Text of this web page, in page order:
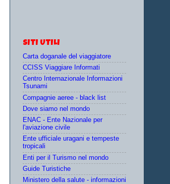
SITI UTILI
Carta doganale del viaggiatore
CCISS Viaggiare Informati
Centro Internazionale Informazioni
Tsunami
Compagnie aeree - black list
Dove siamo nel mondo
ENAC - Ente Nazionale per
l'aviazione civile
Ente ufficiale uragani e tempeste
tropicali
Enti per il Turismo nel mondo
Guide Turistiche
Ministero della salute - informazioni